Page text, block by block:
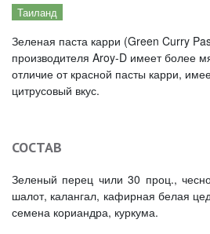
Таиланд
Зеленая паста карри (Green Curry
производителя Aroy-D имеет более
отличие от красной пасты карри,
цитрусовый вкус.
СОСТАВ
Зеленый перец чили 30 проц.,
шалот, калангал, кафирная белая
семена кориандра, куркума.